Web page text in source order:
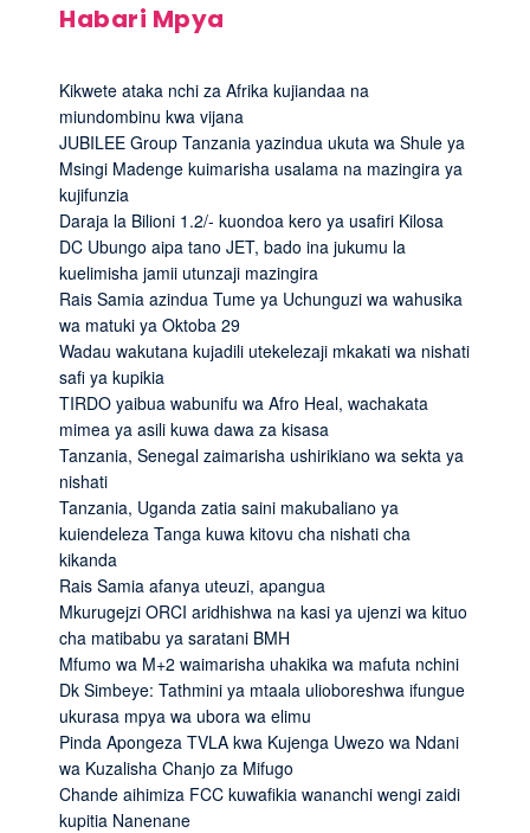
Habari Mpya
Kikwete ataka nchi za Afrika kujiandaa na
miundombinu kwa vijana
JUBILEE Group Tanzania yazindua ukuta wa Shule ya
Msingi Madenge kuimarisha usalama na mazingira ya
kujifunzia
Daraja la Bilioni 1.2/- kuondoa kero ya usafiri Kilosa
DC Ubungo aipa tano JET, bado ina jukumu la
kuelimisha jamii utunzaji mazingira
Rais Samia azindua Tume ya Uchunguzi wa wahusika
wa matuki ya Oktoba 29
Wadau wakutana kujadili utekelezaji mkakati wa nishati
safi ya kupikia
TIRDO yaibua wabunifu wa Afro Heal, wachakata
mimea ya asili kuwa dawa za kisasa
Tanzania, Senegal zaimarisha ushirikiano wa sekta ya
nishati
Tanzania, Uganda zatia saini makubaliano ya
kuiendeleza Tanga kuwa kitovu cha nishati cha
kikanda
Rais Samia afanya uteuzi, apangua
Mkurugejzi ORCI aridhishwa na kasi ya ujenzi wa kituo
cha matibabu ya saratani BMH
Mfumo wa M+2 waimarisha uhakika wa mafuta nchini
Dk Simbeye: Tathmini ya mtaala ulioboreshwa ifungue
ukurasa mpya wa ubora wa elimu
Pinda Apongeza TVLA kwa Kujenga Uwezo wa Ndani
wa Kuzalisha Chanjo za Mifugo
Chande aihimiza FCC kuwafikia wananchi wengi zaidi
kupitia Nanenane